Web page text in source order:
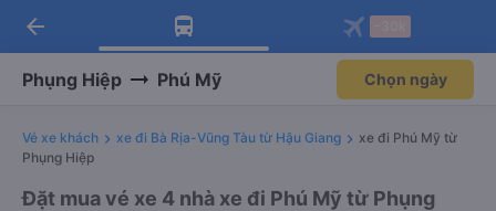
Tải app Vexere ngay!
Nhận ưu đãi thành viên độc
Mở app
Tải app Vexere
-30k/ghế khi đặt vé máy bay qua
Mở app
arrow_back
Phụng Hiệp Phú Mỹ Chọn ngày
Vé xe khách xe đi Bà Rịa-Vũng Tàu từ Hậu Giang
xe đi Phú Mỹ từ
Phụng Hiệp
Đặt mua vé xe 4 nhà xe đi Phú Mỹ từ Phụng